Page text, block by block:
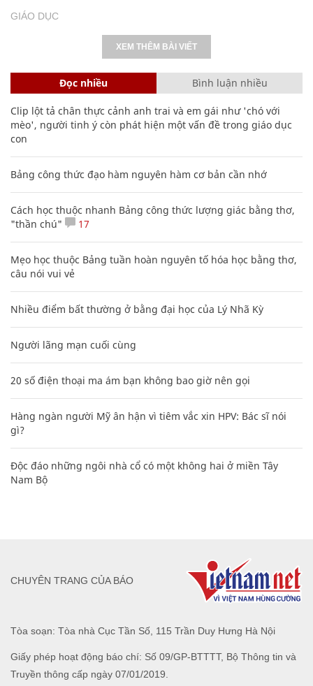
GIÁO DỤC
XEM THÊM BÀI VIẾT
Đọc nhiều Bình luận nhiều
Clip lột tả chân thực cảnh anh trai và em gái như 'chó với
mèo', người tinh ý còn phát hiện một vấn đề trong giáo dục
con
Bảng công thức đạo hàm nguyên hàm cơ bản cần nhớ
Cách học thuộc nhanh Bảng công thức lượng giác bằng thơ,
"thần chú"
17
Mẹo học thuộc Bảng tuần hoàn nguyên tố hóa học bằng thơ,
câu nói vui vẻ
Nhiều điểm bất thường ở bằng đại học của Lý Nhã Kỳ
Người lãng mạn cuối cùng
20 số điện thoại ma ám bạn không bao giờ nên gọi
Hàng ngàn người Mỹ ân hận vì tiêm vắc xin HPV: Bác sĩ nói
gì?
Độc đáo những ngôi nhà cổ có một không hai ở miền Tây
Nam Bộ
Tòa soạn: Tòa nhà Cục Tần Số, 115 Trần Duy Hưng Hà Nội
Giấy phép hoạt động báo chí: Số 09/GP-BTTTT, Bộ Thông tin và
Truyền thông cấp ngày 07/01/2019.
CHUYÊN TRANG CỦA BÁO